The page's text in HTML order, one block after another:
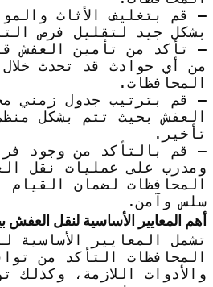
– قم بتغليف الأثاث
بشكل جيد لتقليل فرص
– تأكد من تأمين العفش
من أي حوادث قد تحدث
المحافظات.
– قم بترتيب جدول زمني
العفش بحيث تتم بشكل
تأخير.
– قم بالتأكد من وجود
ومدرب على عمليات نقل
المحافظات لضمان القيام
سلس وآمن.
أهم المعايير الأساسية لنقل
تشمل المعايير الأساسية
المحافظات التأكد من
والأدوات اللازمة، وكذلك